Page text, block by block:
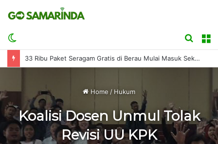
skin
Search
for
33 Ribu Paket Seragam Gratis di Berau Mulai Masuk Sekolah
Home / Hukum
Koalisi Dosen Unmul Tolak
Revisi UU KPK